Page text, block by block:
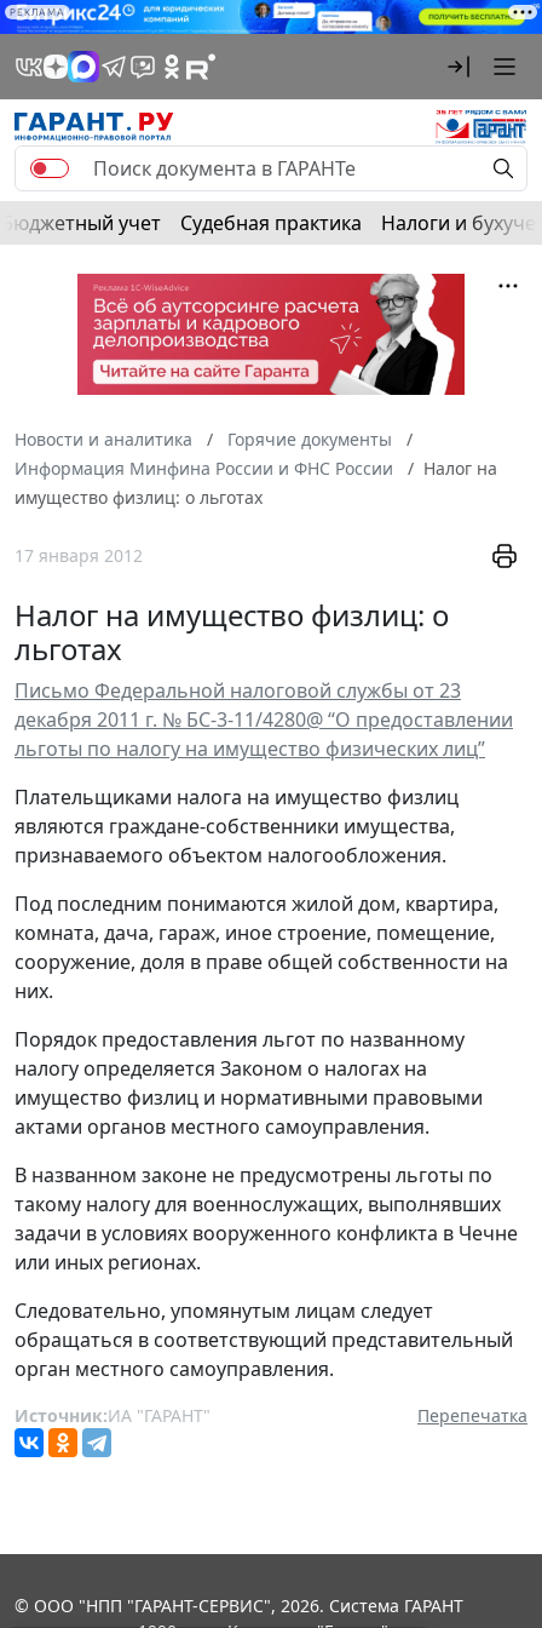
РЕКЛАМА
Бюджетный учет Судебная практика Налоги и
Новости и аналитика
Горячие документы
Информация Минфина России и ФНС России
Налог на
имущество физлиц: о льготах
17 января 2012
Налог на имущество физлиц: о
льготах
Письмо Федеральной налоговой службы от 23
декабря 2011 г. № БС-3-11/4280@ “О предоставлении
льготы по налогу на имущество физических лиц”
Плательщиками налога на имущество физлиц
являются граждане-собственники имущества,
признаваемого объектом налогообложения.
Под последним понимаются жилой дом, квартира,
комната, дача, гараж, иное строение, помещение,
сооружение, доля в праве общей собственности на
них.
Порядок предоставления льгот по названному
налогу определяется Законом о налогах на
имущество физлиц и нормативными правовыми
актами органов местного самоуправления.
В названном законе не предусмотрены льготы по
такому налогу для военнослужащих, выполнявших
задачи в условиях вооруженного конфликта в Чечне
или иных регионах.
Следовательно, упомянутым лицам следует
обращаться в соответствующий представительный
орган местного самоуправления.
Источник:ИА "ГАРАНТ" Перепечатка
© ООО "НПП "ГАРАНТ-СЕРВИС", 2026. Система ГАРАНТ